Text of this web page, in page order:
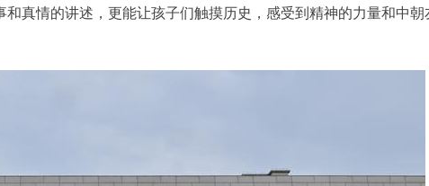
真情的讲述，更能让孩子们触摸历史，感受到精神的力量和中朝